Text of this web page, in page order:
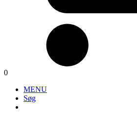
0
MENU
Søg